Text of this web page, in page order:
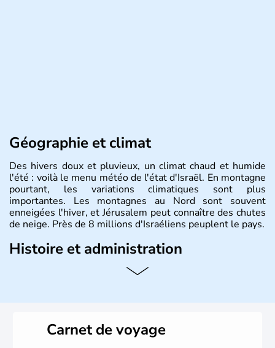
Géographie et climat
Des hivers doux et pluvieux, un climat chaud et humide
l'été : voilà le menu météo de l'état d'Israël. En montagne
pourtant, les variations climatiques sont plus
importantes. Les montagnes au Nord sont souvent
enneigées l'hiver, et Jérusalem peut connaître des chutes
de neige. Près de 8 millions d'Israéliens peuplent le pays.
Histoire et administration
L'Israël est un état de la partie est de la Méditerranée,
vrai essor économique dans le domaine des nouvelles
Carnet de voyage